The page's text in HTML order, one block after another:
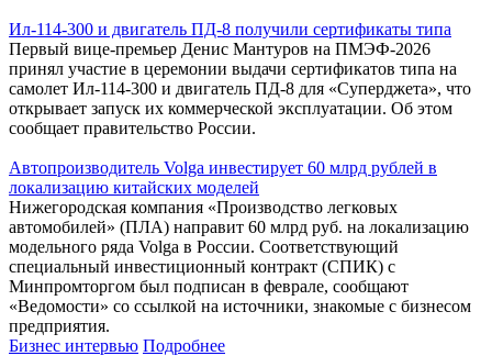
Ил-114-300 и двигатель ПД-8 получили сертификаты типа
Первый вице-премьер Денис Мантуров на ПМЭФ-2026
принял участие в церемонии выдачи сертификатов типа на
самолет Ил-114-300 и двигатель ПД-8 для «Суперджета», что
открывает запуск их коммерческой эксплуатации. Об этом
сообщает правительство России.
Автопроизводитель Volga инвестирует 60 млрд рублей в
локализацию китайских моделей
Нижегородская компания «Производство легковых
автомобилей» (ПЛА) направит 60 млрд руб. на локализацию
модельного ряда Volga в России. Соответствующий
специальный инвестиционный контракт (СПИК) с
Минпромторгом был подписан в феврале, сообщают
«Ведомости» со ссылкой на источники, знакомые с бизнесом
предприятия.
Бизнес интервью Подробнее